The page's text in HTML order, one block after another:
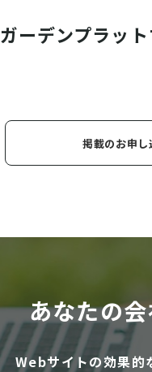
ガーデンプラッ
掲載のお申し
あなたの
Webサイトの効果的